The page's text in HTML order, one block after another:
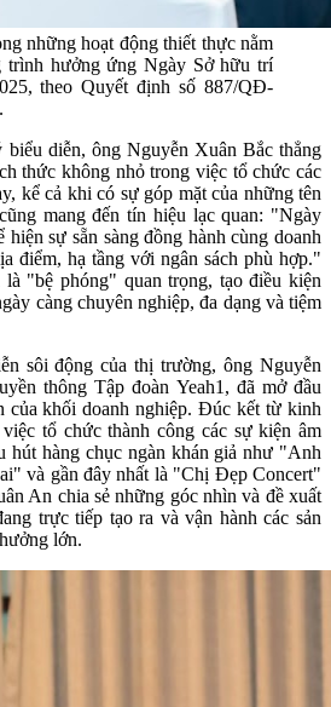
những hoạt động thiết thực nằm
trình hưởng ứng Ngày Sở hữu trí
theo Quyết định số 887/QĐ-
diễn, ông Nguyễn Xuân Bắc thẳng
thức không nhỏ trong việc tổ chức các
kể cả khi có sự góp mặt của những tên
mang đến tín hiệu lạc quan: "Ngày
sự sẵn sàng đồng hành cùng doanh
điểm, hạ tầng với ngân sách phù hợp."
"bệ phóng" quan trọng, tạo điều kiện
càng chuyên nghiệp, đa dạng và tiệm
sôi động của thị trường, ông Nguyễn
thông Tập đoàn Yeah1, đã mở đầu
của khối doanh nghiệp. Đúc kết từ kinh
tổ chức thành công các sự kiện âm
hút hàng chục ngàn khán giả như "Anh
và gần đây nhất là "Chị Đẹp Concert"
An chia sẻ những góc nhìn và đề xuất
trực tiếp tạo ra và vận hành các sản
lớn.